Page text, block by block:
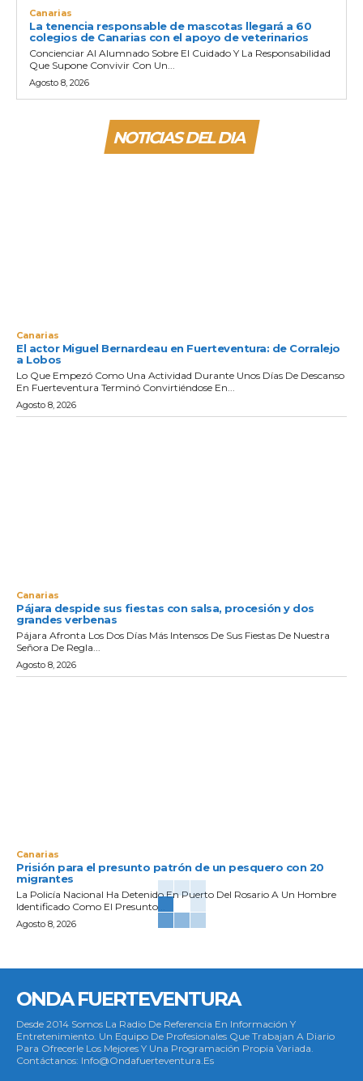
Canarias
La tenencia responsable de mascotas llegará a 60
colegios de Canarias con el apoyo de veterinarios
Concienciar Al Alumnado Sobre El Cuidado Y La Responsabilidad
Que Supone Convivir Con Un...
Agosto 8, 2026
NOTICIAS DEL DIA
Canarias
El actor Miguel Bernardeau en Fuerteventura: de Corralejo
a Lobos
Lo Que Empezó Como Una Actividad Durante Unos Días De Descanso
En Fuerteventura Terminó Convirtiéndose En...
Agosto 8, 2026
Canarias
Pájara despide sus fiestas con salsa, procesión y dos
grandes verbenas
Pájara Afronta Los Dos Días Más Intensos De Sus Fiestas De Nuestra
Señora De Regla...
Agosto 8, 2026
Canarias
Prisión para el presunto patrón de un pesquero con 20
migrantes
La Policía Nacional Ha Detenido En Puerto Del Rosario A Un Hombre
Identificado Como El Presunto...
Agosto 8, 2026
ONDA FUERTEVENTURA
Desde 2014 Somos La Radio De Referencia En Información Y
Entretenimiento. Un Equipo De Profesionales Que Trabajan A Diario
Para Ofrecerle Los Mejores Y Una Programación Propia Variada.
Contáctanos: Info@ondafuerteventura.es